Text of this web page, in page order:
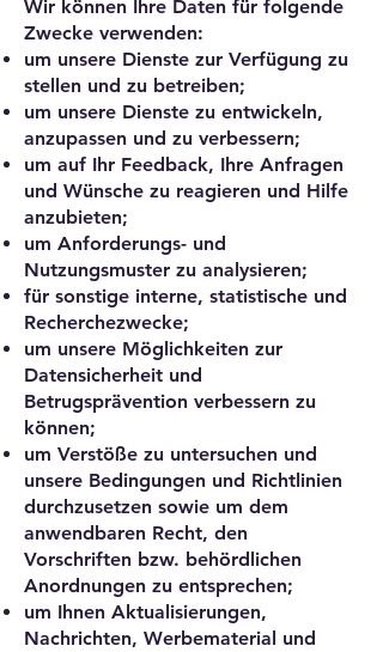
Wir können Ihre Daten für folgende
Zwecke verwenden:
um unsere Dienste zur Verfügung zu
stellen und zu betreiben;
um unsere Dienste zu entwickeln,
anzupassen und zu verbessern;
um auf Ihr Feedback, Ihre Anfragen
und Wünsche zu reagieren und Hilfe
anzubieten;
um Anforderungs- und
Nutzungsmuster zu analysieren;
für sonstige interne, statistische und
Recherchezwecke;
um unsere Möglichkeiten zur
Datensicherheit und
Betrugsprävention verbessern zu
können;
um Verstöße zu untersuchen und
unsere Bedingungen und Richtlinien
durchzusetzen sowie um dem
anwendbaren Recht, den
Vorschriften bzw. behördlichen
Anordnungen zu entsprechen;
um Ihnen Aktualisierungen,
Nachrichten, Werbematerial und